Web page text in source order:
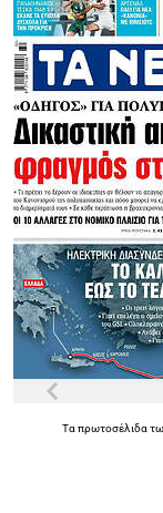
Ταπρωτοσέλιδα